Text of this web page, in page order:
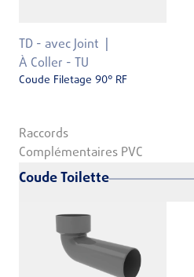
TD - avec Joint
À Coller - TU
Coude Filetage 90° RF
Raccords
Complémentaires PVC
Coude Toilette